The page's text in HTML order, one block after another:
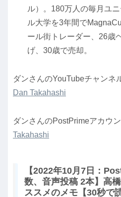
ル）。180万人の毎月ユ
ル大学を3年間で
ール街トレーダー、26歳
げ、30歳で売却。
ダンさんのYouTubeチャンネ
Dan Takahashi
ダンさんのPostPrimeアカウ
Takahashi
【2022年10月7日：
数、音声投稿 2本】高
ススメのメモ【30秒で